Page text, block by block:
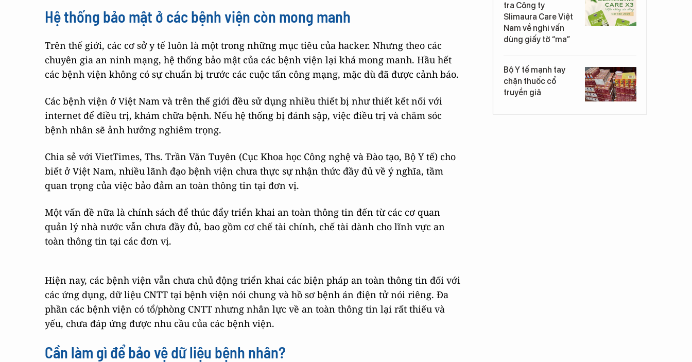
Hệ thống bảo mật ở các bệnh viện còn mong manh
Trên thế giới, các cơ sở y tế luôn là một trong những mục tiêu của hacker. Nhưng theo các
chuyên gia an ninh mạng, hệ thống bảo mật của các bệnh viện lại khá mong manh. Hầu hết
các bệnh viện không có sự chuẩn bị trước các cuộc tấn công mạng, mặc dù đã được cảnh báo.
Các bệnh viện ở Việt Nam và trên thế giới đều sử dụng nhiều thiết bị như thiết kết nối với
internet để điều trị, khám chữa bệnh. Nếu hệ thống bị đánh sập, việc điều trị và chăm sóc
bệnh nhân sẽ ảnh hưởng nghiêm trọng.
Chia sẻ với VietTimes, Ths. Trần Văn Tuyên (Cục Khoa học Công nghệ và Đào tạo, Bộ Y tế) cho
biết ở Việt Nam, nhiều lãnh đạo bệnh viện chưa thực sự nhận thức đầy đủ về ý nghĩa, tầm
quan trọng của việc bảo đảm an toàn thông tin tại đơn vị.
Một vấn đề nữa là chính sách để thúc đẩy triển khai an toàn thông tin đến từ các cơ quan
quản lý nhà nước vẫn chưa đầy đủ, bao gồm cơ chế tài chính, chế tài dành cho lĩnh vực an
toàn thông tin tại các đơn vị.
Hiện nay, các bệnh viện vẫn chưa chủ động triển khai các biện pháp an toàn thông tin đối với
các ứng dụng, dữ liệu CNTT tại bệnh viện nói chung và hồ sơ bệnh án điện tử nói riêng. Đa
phần các bệnh viện có tổ/phòng CNTT nhưng nhân lực về an toàn thông tin lại rất thiếu và
yếu, chưa đáp ứng được nhu cầu của các bệnh viện.
Cần làm gì để bảo vệ dữ liệu bệnh nhân?
tra Công ty
Slimaura Care Việt
Nam về nghi vấn
dùng giấy tờ “ma”
Bộ Y tế mạnh tay
chặn thuốc cổ
truyền giả